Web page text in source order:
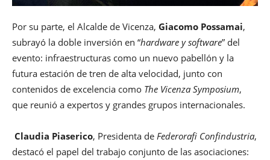
Por su parte, el Alcalde de Vicenza, Giacomo Possamai,
subrayó la doble inversión en “hardware y software” del
evento: infraestructuras como un nuevo pabellón y la
futura estación de tren de alta velocidad, junto con
contenidos de excelencia como The Vicenza Symposium,
que reunió a expertos y grandes grupos internacionales.
Claudia Piaserico, Presidenta de Federorafi Confindustria,
destacó el papel del trabajo conjunto de las asociaciones: